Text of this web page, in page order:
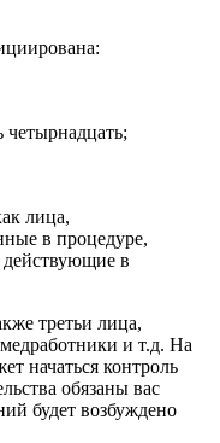
четырнадцать;
лица,
в процедуре,
в
третьи лица,
и т.д. На
начаться контроль
обязаны вас
будет возбуждено